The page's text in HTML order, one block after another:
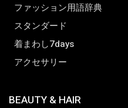
ファッション用語辞典
スタンダード
着まわし7days
アクセサリー
BEAUTY & HAIR